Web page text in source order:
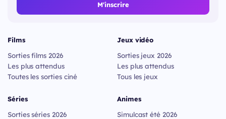
M'inscrire
Films
Sorties films 2026
Les plus attendus
Toutes les sorties ciné
Séries
Sorties séries 2026
Jeux vidéo
Sorties jeux 2026
Les plus attendus
Tous les jeux
Animes
Simulcast été 2026